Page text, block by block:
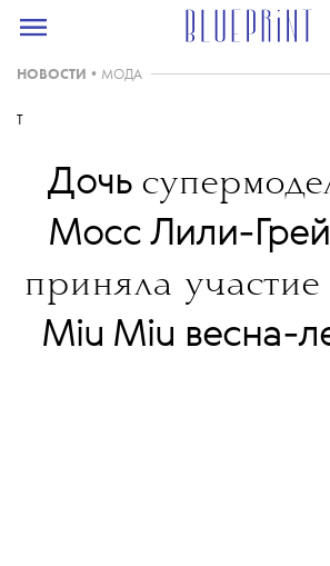
НОВОСТИ • МОДА
T
Дочь
Мосс Лили-
приняла участие
Miu Miu весна-